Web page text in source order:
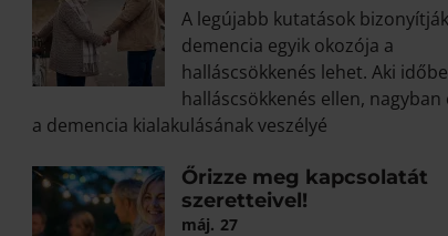
A legújabb kutatások
demencia egyik okozója a
halláscsökkenés lehet. Aki
halláscsökkenés ellen, nagyban
a demencia kialakulásának veszélyé
Őrizze meg kapcsolatát
szeretteivel!
máj. 27